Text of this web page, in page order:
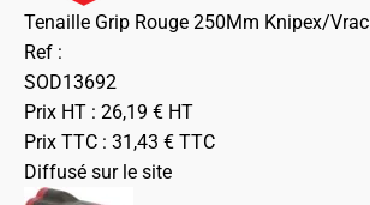
Tenaille Grip Rouge 250Mm Knipex/Vrac
Ref :
SOD13692
Prix HT : 26,19 € HT
Prix TTC : 31,43 € TTC
Diffusé sur le site